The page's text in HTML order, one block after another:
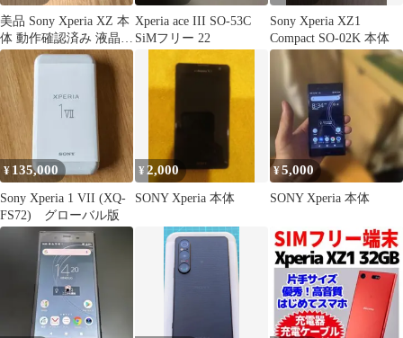
美品 Sony Xperia XZ 本
体 動作確認済み 液晶傷
なし 格安スマホ
Xperia ace III SO-53C
SiMフリー 22
Sony Xperia XZ1
Compact SO-02K 本体
¥ 135,000
Sony Xperia 1 VII (XQ-
FS72) グローバル版
¥ 2,000
SONY Xperia 本体
¥5,000
SONY Xperia 本体